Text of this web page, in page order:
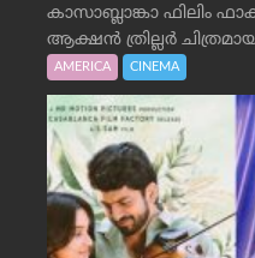
കാസാബ്ലാങ്കാ ഫിലിം
ആക്ഷൻ ത്രില്ലർ
AMERICA CINEMA